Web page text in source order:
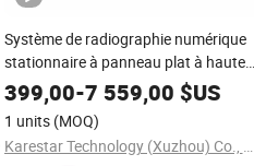
Système de radiographie numérique
stationnaire à panneau plat à haute
fréquence Ai Iray Wireless 17*17
Scanner d'équipement à rayons X
399,00-7 559,00 $US
1 units (MOQ)
Karestar Technology (Xuzhou) Co., Ltd.